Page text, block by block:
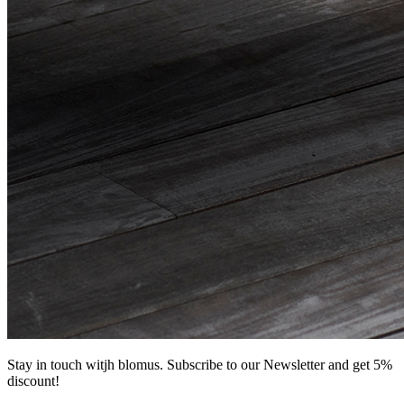
Stay in touch witjh blomus. Subscribe to our Newsletter and get 5%
discount!